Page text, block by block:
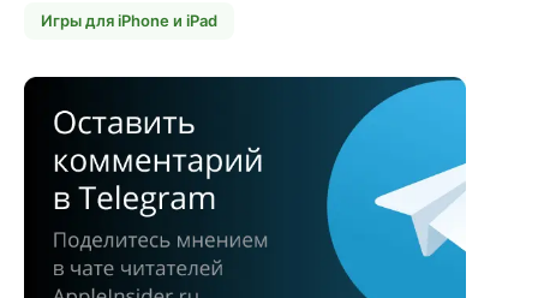
Игры для iPhone и iPad